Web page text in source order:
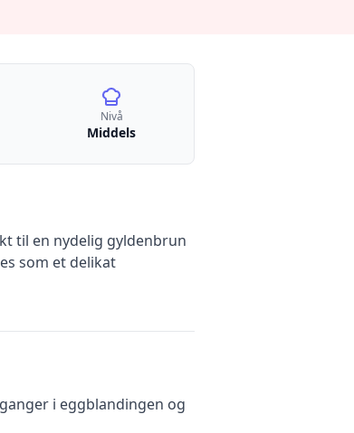
Nivå
Middels
til en nydelig gyldenbrun
som et delikat
i eggblandingen og